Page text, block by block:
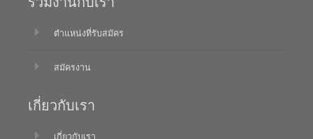
ตำแหน่งที่รับสมัคร
สมัครงาน
เกี่ยวกับเรา
เกี่ยวกับเรา